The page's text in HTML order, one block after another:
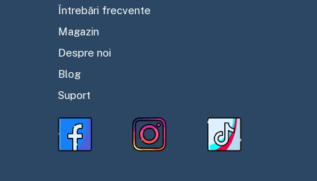
Întrebări frecvente
Magazin
Despre noi
Blog
Suport